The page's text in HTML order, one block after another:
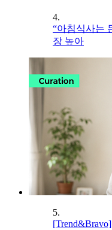
4.
“아침식사는
장 높아
5.